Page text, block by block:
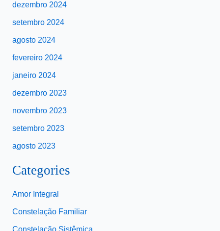
dezembro 2024
setembro 2024
agosto 2024
fevereiro 2024
janeiro 2024
dezembro 2023
novembro 2023
setembro 2023
agosto 2023
Categories
Amor Integral
Constelação Familiar